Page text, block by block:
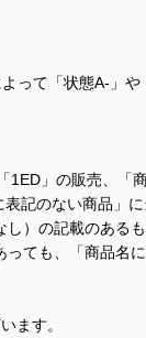
って「状態A-」や
」の販売、
記のない商品」に
）の記載のあ
も、「商品名
ます。